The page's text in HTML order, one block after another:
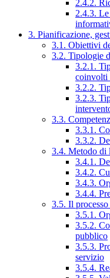
2.4.2.
2.4.3.
3. Pianificazione,
3.1. Obiettivi
3.2. Tipologie
3.2.1.
coinvolti
3.2.2.
3.2.3.
3.3.
3.3.1.
3.3.2.
3.4. Metodo di
3.4.1.
3.4.2.
3.4.3.
3.4.4.
3.5. Il
3.5.1.
3.5.2.
pubblico
3.5.3.
servizio
3.5.4.